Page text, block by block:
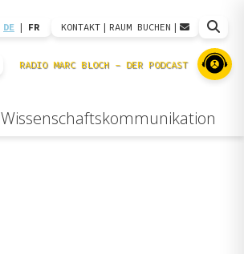
DE | FR KONTAKT | RAUM BUCHEN |
Wissenschaftskommunikation